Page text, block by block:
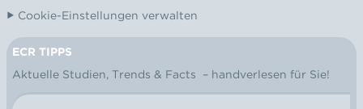
Cookie-Einstellungen verwalten
NEWSLETTER
ECR TIPPS
Aktuelle Studien, Trends & Facts – handverlesen für Sie!